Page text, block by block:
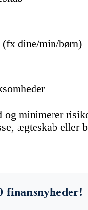
dine/min/børn)
og minimerer
ægteskab eller
finansnyheder!